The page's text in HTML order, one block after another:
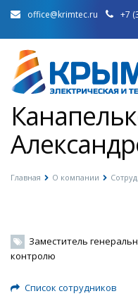
office@krimtec.ru +7
Главная О компании
Заместитель
контролю
Список сотрудников